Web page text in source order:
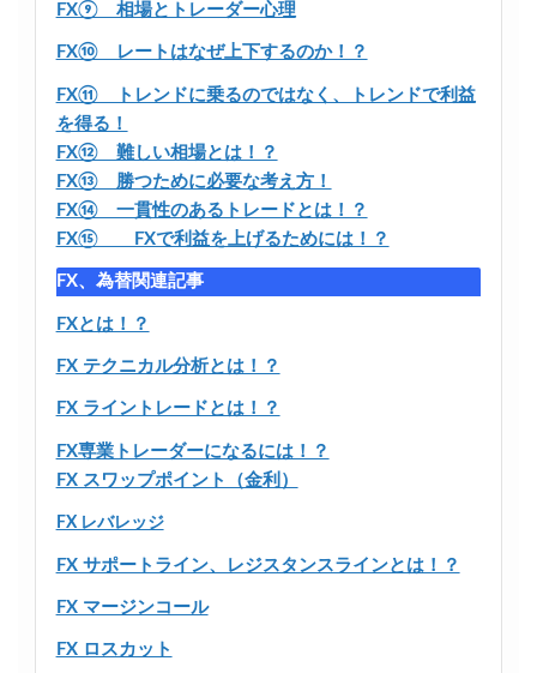
FX⑨ 相場とトレーダー心理
FX⑩ レートはなぜ上下するのか！？
FX⑪ トレンドに乗るのではなく、トレンドで利益
を得る！
FX⑫ 難しい相場とは！？
FX⑬ 勝つために必要な考え方！
FX⑭ 一貫性のあるトレードとは！？
FX⑮ FXで利益を上げるためには！？
FX、為替関連記事
FXとは！？
FX テクニカル分析とは！？
FX ライントレードとは！？
FX専業トレーダーになるには！？
FX スワップポイント（金利）
FX レバレッジ
FX サポートライン、レジスタンスラインとは！？
FX マージンコール
FX ロスカット